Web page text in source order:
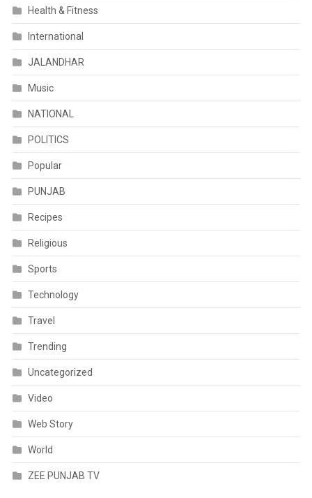
Health & Fitness
International
JALANDHAR
Music
NATIONAL
POLITICS
Popular
PUNJAB
Recipes
Religious
Sports
Technology
Travel
Trending
Uncategorized
Video
Web Story
World
ZEE PUNJAB TV